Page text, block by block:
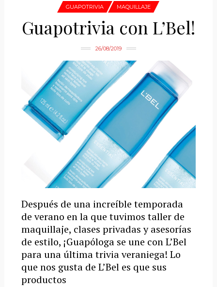
GUAPOTRIVIA
MAQUILLAJE
Guapotrivia con L’Bel!
26/08/2019
Después de una increíble temporada
de verano en la que tuvimos taller de
maquillaje, clases privadas y asesorías
de estilo, ¡Guapóloga se une con L’Bel
para una última trivia veraniega! Lo
que nos gusta de L’Bel es que sus
productos